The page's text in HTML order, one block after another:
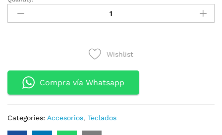
TECLADO
GENIUS
KM-
Wishlist
Compra vía Whatsapp
Categories: Accesorios, Teclados